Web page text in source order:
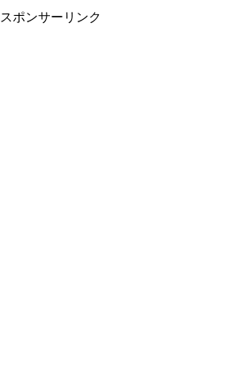
スポンサーリンク